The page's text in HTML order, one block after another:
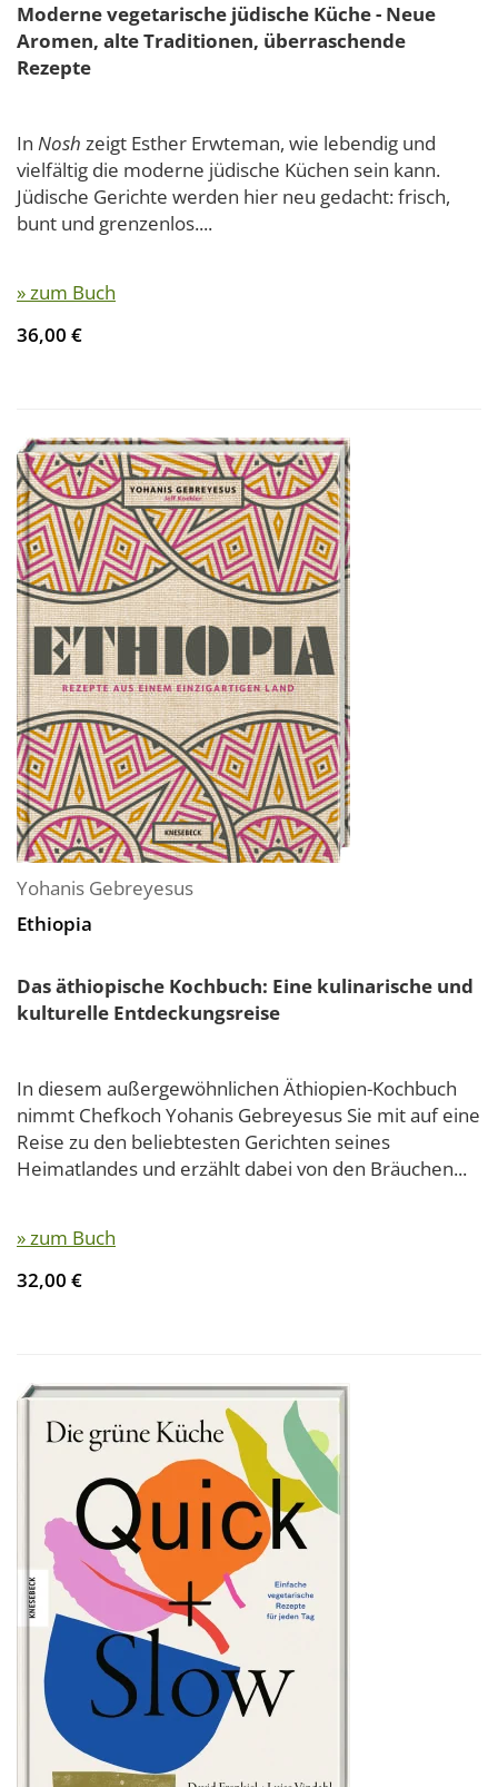
Moderne vegetarische jüdische Küche - Neue
Aromen, alte Traditionen, überraschende
Rezepte
In Nosh zeigt Esther Erwteman, wie lebendig und
vielfältig die moderne jüdische Küchen sein kann.
Jüdische Gerichte werden hier neu gedacht: frisch,
bunt und grenzenlos....
» zum Buch
36,00 €
Yohanis Gebreyesus
Ethiopia
Das äthiopische Kochbuch: Eine kulinarische und
kulturelle Entdeckungsreise
In diesem außergewöhnlichen Äthiopien-Kochbuch
nimmt Chefkoch Yohanis Gebreyesus Sie mit auf eine
Reise zu den beliebtesten Gerichten seines
Heimatlandes und erzählt dabei von den Bräuchen...
» zum Buch
32,00 €